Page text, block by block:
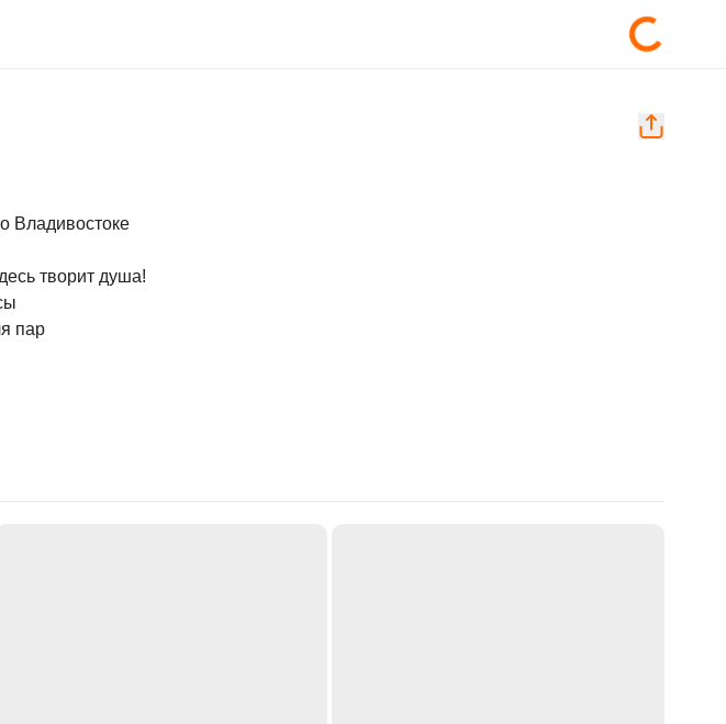
Владивостоке
творит душа!
пар